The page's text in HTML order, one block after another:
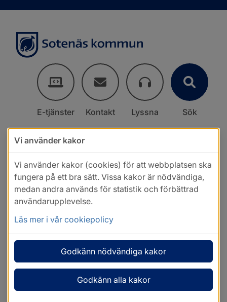
E-tjänster Kontakt Lyssna Sök
Vi använder kakor
Vi använder kakor (cookies) för att webbplatsen ska
fungera på ett bra sätt. Vissa kakor är nödvändiga,
medan andra används för statistik och förbättrad
användarupplevelse.
Läs mer i vår cookiepolicy
Godkänn nödvändiga kakor
Godkänn alla kakor